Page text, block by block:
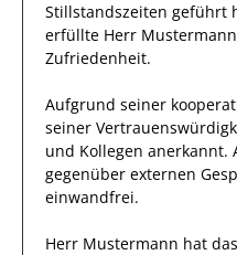
Stillstandszeiten geführt
erfüllte Herr Mustermann
Zufriedenheit.
Aufgrund seiner
seiner
und Kollegen anerkannt.
gegenüber externen
einwandfrei.
Herr Mustermann hat